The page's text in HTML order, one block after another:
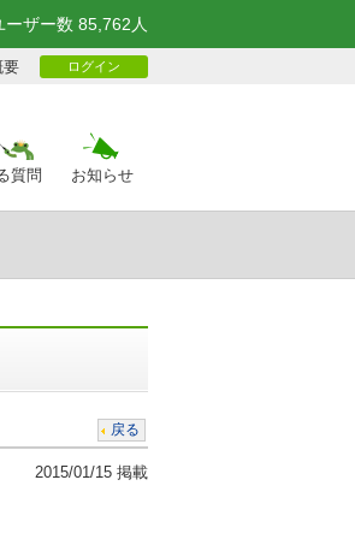
ーザー数 85,762人
要 ログイン
質問 お知らせ
戻る
2015/01/15 掲載